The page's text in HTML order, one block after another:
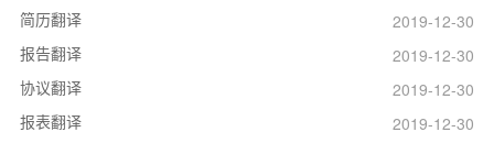
简历翻译
2019-12-30
报告翻译
2019-12-30
协议翻译
2019-12-30
报表翻译
2019-12-30